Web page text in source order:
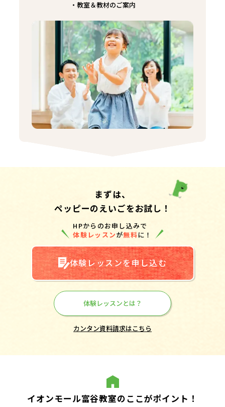
教室＆教材のご案内
まずは、
ペッピーのえいごをお試し！
HPからのお申し込みで
体験レッスンが無料に！
体験レッスンを申し込む
体験レッスンとは？
カンタン資料請求はこちら
イオンモール富谷教室のここがポイント！